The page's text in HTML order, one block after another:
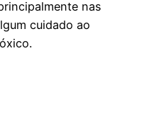
nas
cuidado ao